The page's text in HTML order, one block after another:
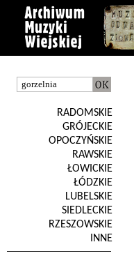
RADOMSKIE
GRÓJECKIE
OPOCZYŃSKIE
RAWSKIE
ŁOWICKIE
ŁÓDZKIE
LUBELSKIE
SIEDLECKIE
RZESZOWSKIE
INNE